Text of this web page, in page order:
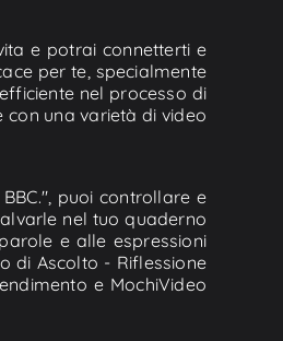
e potrai connetterti e
per te, specialmente
nel processo di
una varietà di video
puoi controllare e
nel tuo quaderno
e alle espressioni
di Ascolto - Riflessione
e MochiVideo